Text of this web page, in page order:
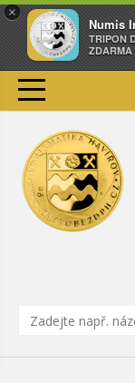
×
Numis
TRIPON